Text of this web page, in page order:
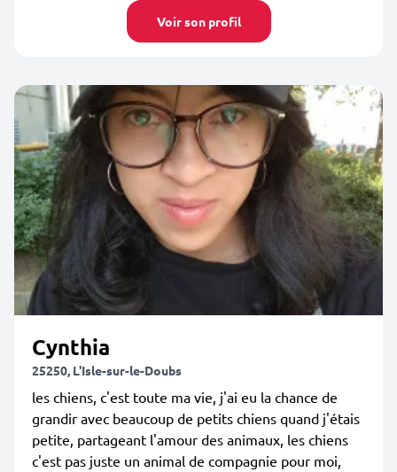
Voir son profil
Cynthia
25250, L'Isle-sur-le-Doubs
les chiens, c'est toute ma vie, j'ai eu la chance de
grandir avec beaucoup de petits chiens quand j'étais
petite, partageant l'amour des animaux, les chiens
c'est pas juste un animal de compagnie pour moi,